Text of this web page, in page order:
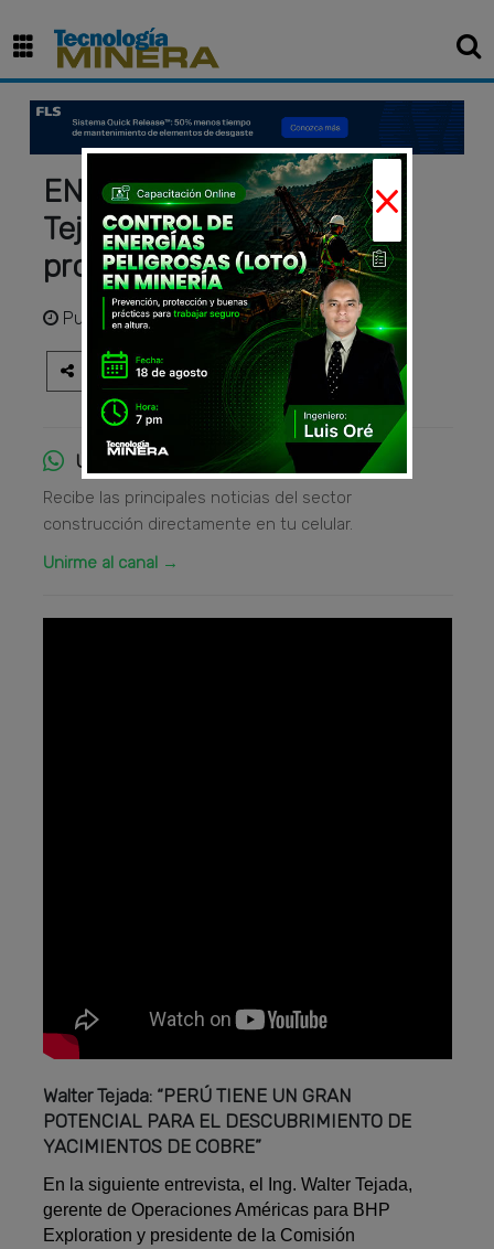
ENTREVISTA - Ing. Walter
Tejada - Presidente
proEXPLO 2025
Publicadohace 1 año
Únete al canal de WhatsApp
Recibe las principales noticias del sector
construcción directamente en tu celular.
Unirme al canal →
Walter Tejada: “PERÚ TIENE UN GRAN
POTENCIAL PARA EL DESCUBRIMIENTO DE
YACIMIENTOS DE COBRE”
En la siguiente entrevista, el Ing. Walter Tejada,
gerente de Operaciones Américas para BHP
Exploration y presidente de la Comisión
×